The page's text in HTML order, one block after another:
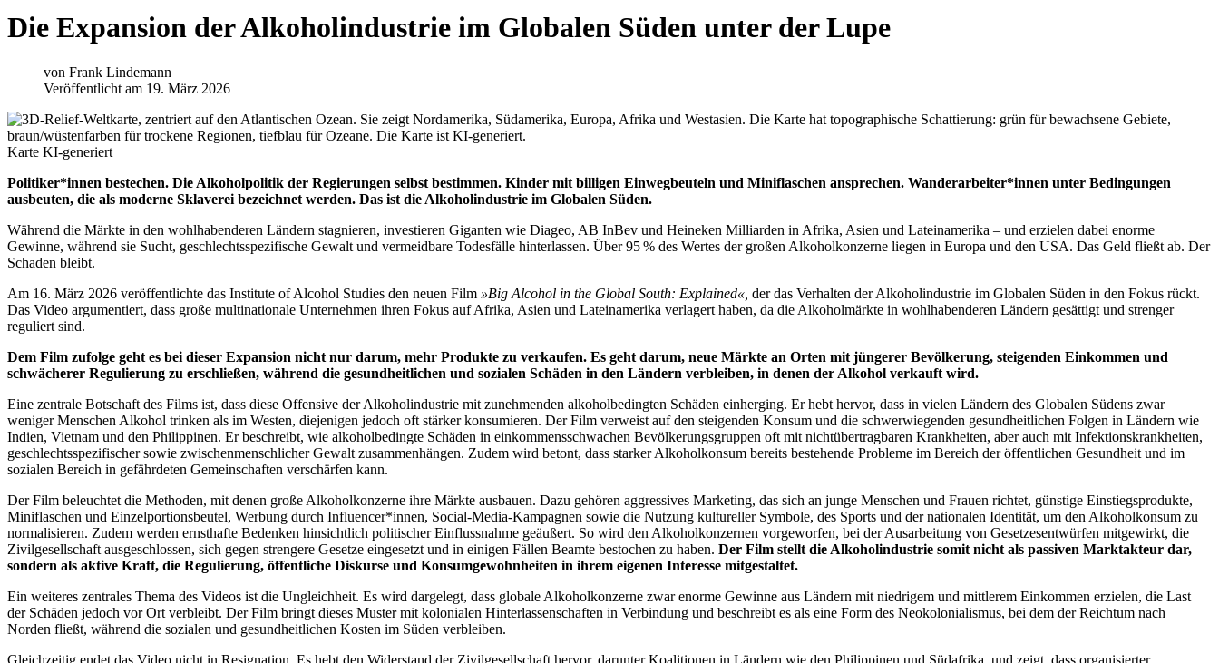
Die Expansion der Alkoholindustrie im Globalen Süden unter der Lupe
von Frank Lindemann
Veröffentlicht am 19. März 2026
Karte KI-generiert
Politiker*innen bestechen. Die Alkoholpolitik der Regierungen selbst bestimmen. Kinder mit billigen Einwegbeuteln und Miniflaschen ansprechen. Wanderarbeiter*innen unter Bedingungen
ausbeuten, die als moderne Sklaverei bezeichnet werden. Das ist die Alkoholindustrie im Globalen Süden.
Während die Märkte in den wohlhabenderen Ländern stagnieren, investieren Giganten wie Diageo, AB InBev und Heineken Milliarden in Afrika, Asien und Lateinamerika – und erzielen dabei enorme
Gewinne, während sie Sucht, geschlechtsspezifische Gewalt und vermeidbare Todesfälle hinterlassen. Über 95 % des Wertes der großen Alkoholkonzerne liegen in Europa und den USA. Das Geld fließt ab. Der
Schaden bleibt.
Am 16. März 2026 veröffentlichte das Institute of Alcohol Studies den neuen Film »Big Alcohol in the Global South: Explained«, der das Verhalten der Alkoholindustrie im Globalen Süden in den Fokus rückt.
Das Video argumentiert, dass große multinationale Unternehmen ihren Fokus auf Afrika, Asien und Lateinamerika verlagert haben, da die Alkoholmärkte in wohlhabenderen Ländern gesättigt und strenger
reguliert sind.
Dem Film zufolge geht es bei dieser Expansion nicht nur darum, mehr Produkte zu verkaufen. Es geht darum, neue Märkte an Orten mit jüngerer Bevölkerung, steigenden Einkommen und
schwächerer Regulierung zu erschließen, während die gesundheitlichen und sozialen Schäden in den Ländern verbleiben, in denen der Alkohol verkauft wird.
Eine zentrale Botschaft des Films ist, dass diese Offensive der Alkoholindustrie mit zunehmenden alkoholbedingten Schäden einherging. Er hebt hervor, dass in vielen Ländern des Globalen Südens zwar
weniger Menschen Alkohol trinken als im Westen, diejenigen jedoch oft stärker konsumieren. Der Film verweist auf den steigenden Konsum und die schwerwiegenden gesundheitlichen Folgen in Ländern wie
Indien, Vietnam und den Philippinen. Er beschreibt, wie alkoholbedingte Schäden in einkommensschwachen Bevölkerungsgruppen oft mit nichtübertragbaren Krankheiten, aber auch mit Infektionskrankheiten,
geschlechtsspezifischer sowie zwischenmenschlicher Gewalt zusammenhängen. Zudem wird betont, dass starker Alkoholkonsum bereits bestehende Probleme im Bereich der öffentlichen Gesundheit und im
sozialen Bereich in gefährdeten Gemeinschaften verschärfen kann.
Der Film beleuchtet die Methoden, mit denen große Alkoholkonzerne ihre Märkte ausbauen. Dazu gehören aggressives Marketing, das sich an junge Menschen und Frauen richtet, günstige Einstiegsprodukte,
Miniflaschen und Einzelportionsbeutel, Werbung durch Influencer*innen, Social-Media-Kampagnen sowie die Nutzung kultureller Symbole, des Sports und der nationalen Identität, um den Alkoholkonsum zu
normalisieren. Zudem werden ernsthafte Bedenken hinsichtlich politischer Einflussnahme geäußert. So wird den Alkoholkonzernen vorgeworfen, bei der Ausarbeitung von Gesetzesentwürfen mitgewirkt, die
Zivilgesellschaft ausgeschlossen, sich gegen strengere Gesetze eingesetzt und in einigen Fällen Beamte bestochen zu haben. Der Film stellt die Alkoholindustrie somit nicht als passiven Marktakteur dar,
sondern als aktive Kraft, die Regulierung, öffentliche Diskurse und Konsumgewohnheiten in ihrem eigenen Interesse mitgestaltet.
Ein weiteres zentrales Thema des Videos ist die Ungleichheit. Es wird dargelegt, dass globale Alkoholkonzerne zwar enorme Gewinne aus Ländern mit niedrigem und mittlerem Einkommen erzielen, die Last
der Schäden jedoch vor Ort verbleibt. Der Film bringt dieses Muster mit kolonialen Hinterlassenschaften in Verbindung und beschreibt es als eine Form des Neokolonialismus, bei dem der Reichtum nach
Norden fließt, während die sozialen und gesundheitlichen Kosten im Süden verbleiben.
Gleichzeitig endet das Video nicht in Resignation. Es hebt den Widerstand der Zivilgesellschaft hervor, darunter Koalitionen in Ländern wie den Philippinen und Südafrika, und zeigt, dass organisierter